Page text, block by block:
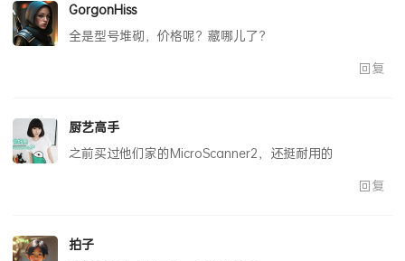
GorgonHiss
全是型号堆砌，价格呢？藏哪儿了？
回复
厨艺高手
之前买过他们家的MicroScanner2，还挺耐用的
回复
拍子